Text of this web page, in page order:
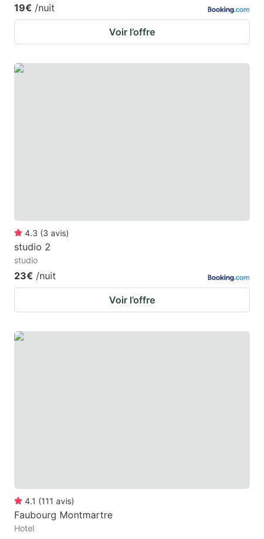
19€ /nuit
Voir l’offre
4.3 (3 avis)
studio 2
studio
23€ /nuit
Voir l’offre
4.1 (111 avis)
Faubourg Montmartre
Hotel